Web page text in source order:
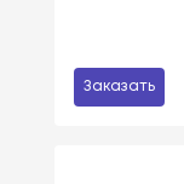
Заказать